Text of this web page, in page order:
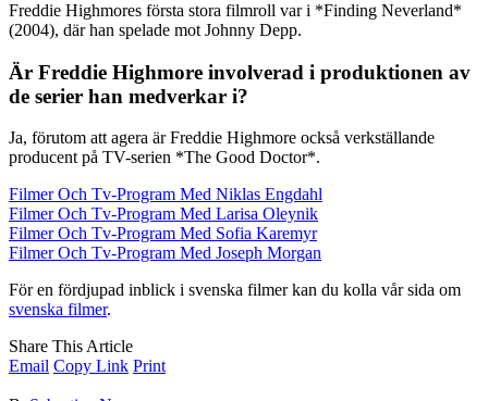
Freddie Highmores första stora filmroll var i *Finding Neverland*
(2004), där han spelade mot Johnny Depp.
Är Freddie Highmore involverad i produktionen av
de serier han medverkar i?
Ja, förutom att agera är Freddie Highmore också verkställande
producent på TV-serien *The Good Doctor*.
Filmer Och Tv-Program Med Niklas Engdahl
Filmer Och Tv-Program Med Larisa Oleynik
Filmer Och Tv-Program Med Sofia Karemyr
Filmer Och Tv-Program Med Joseph Morgan
För en fördjupad inblick i svenska filmer kan du kolla vår sida om
svenska filmer.
Share This Article
Email Copy Link Print